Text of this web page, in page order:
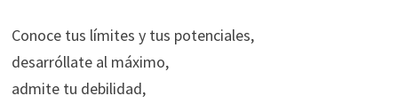
Conoce tus límites y tus potenciales,
desarróllate al máximo,
admite tu debilidad,